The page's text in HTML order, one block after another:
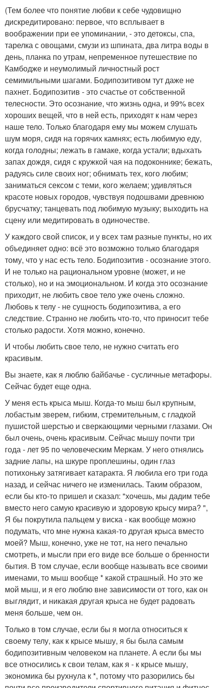
(Тем более что понятие любви к себе чудовищно
дискредитировано: первое, что всплывает в
воображении при ее упоминании, - это детоксы, спа,
тарелка с овощами, смузи из шпината, два литра воды в
день, планка по утрам, непременное путешествие по
Камбодже и неумолимый личностный рост
семимильными шагами. Бодипозитивом тут даже не
пахнет. Бодипозитив - это счастье от собственной
телесности. Это осознание, что жизнь одна, и 99% всех
хороших вещей, что в ней есть, приходят к нам через
наше тело. Только благодаря ему мы можем слушать
шум моря, сидя на горячих камнях; есть любимую еду,
когда голодны; лежать в гамаке, когда устали; вдыхать
запах дождя, сидя с кружкой чая на подоконнике; бежать,
радуясь силе своих ног; обнимать тех, кого любим;
заниматься сексом с теми, кого желаем; удивляться
красоте новых городов, чувствуя подошвами древнюю
брусчатку; танцевать под любимую музыку; выходить на
сцену или медитировать в одиночестве.
У каждого свой список, и у всех там разные пункты, но их
объединяет одно: всё это возможно только благодаря
тому, что у нас есть тело. Бодипозитив - осознание этого.
И не только на рациональном уровне (может, и не
столько), но и на эмоциональном. И когда это осознание
приходит, не любить свое тело уже очень сложно.
Любовь к телу - не сущность бодипозитива, а его
следствие. Странно не любить что-то, что приносит тебе
столько радости. Хотя можно, конечно.
И чтобы любить свое тело, не нужно считать его
красивым.
Вы знаете, как я люблю байбачье - сусличные метафоры.
Сейчас будет еще одна.
У меня есть крыса мыш. Когда-то мыш был крупным,
лобастым зверем, гибким, стремительным, с гладкой
пушистой шерстью и сверкающими черными глазами. Он
был очень, очень красивым. Сейчас мышу почти три
года - лет 95 по человеческим Меркам. У него отнялись
задние лапы, на шкуре проплешины, один глаз
потихоньку затягивает катаракта. Я любила его три года
назад, и сейчас ничего не изменилась. Таким образом,
если бы кто-то пришел и сказал: "хочешь, мы дадим тебе
вместо него самую красивую и здоровую крысу мира? ",
Я бы покрутила пальцем у виска - как вообще можно
подумать, что мне нужна какая-то другая крыса вместо
моей? Мыш, конечно, уже не тот, на него печально
смотреть, и мысли при его виде все больше о бренности
бытия. В том случае, если вообще называть все своими
именами, то мыш вообще * какой страшный. Но это же
мой мыш, и я его люблю вне зависимости от того, как он
выглядит, и никакая другая крыса не будет радовать
меня больше, чем он.
Только в том случае, если бы я могла относиться к
своему телу, как к крысе мышу, я бы была самым
бодипозитивным человеком на планете. А если бы мы
все относились к свои телам, как я - к крысе мышу,
экономика бы рухнула к *, потому что разорились бы